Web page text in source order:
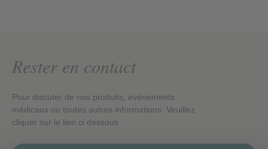
Rester en contact
Pour discuter de nos produits, événements
médicaux ou toutes autres informations. Veuillez
cliquer sur le lien ci dessous